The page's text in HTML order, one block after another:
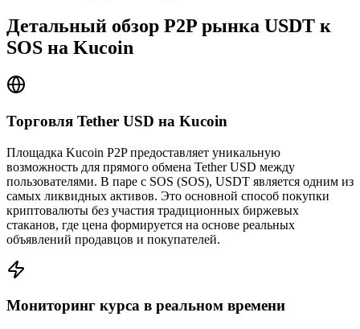
Детальный обзор P2P рынка USDT к
SOS на Kucoin
Торговля Tether USD на Kucoin
Площадка Kucoin P2P предоставляет уникальную
возможность для прямого обмена Tether USD между
пользователями. В паре с SOS (SOS), USDT является одним из
самых ликвидных активов. Это основной способ покупки
криптовалюты без участия традиционных биржевых
стаканов, где цена формируется на основе реальных
объявлений продавцов и покупателей.
Мониторинг курса в реальном времени